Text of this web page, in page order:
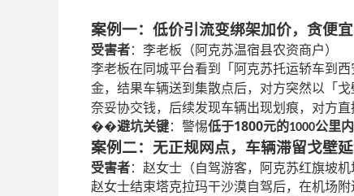
案例一：低价引流变绑架加价，贪便
受害者：李老板（阿克苏温宿县农资商户）
李老板在同城平台看到「阿克苏托运轿车到西
金，结果车辆送到集散点后，对方突然以「
奈妥协交钱，后续发现车辆出现划痕，对方直
��避坑关键：警惕低于1800元的1000公里
案例二：无正规网点，车辆滞留戈壁
受害者：赵女士（自驾游客，阿克苏红旗坡机
赵女士结束塔克拉玛干沙漠自驾后，在机场